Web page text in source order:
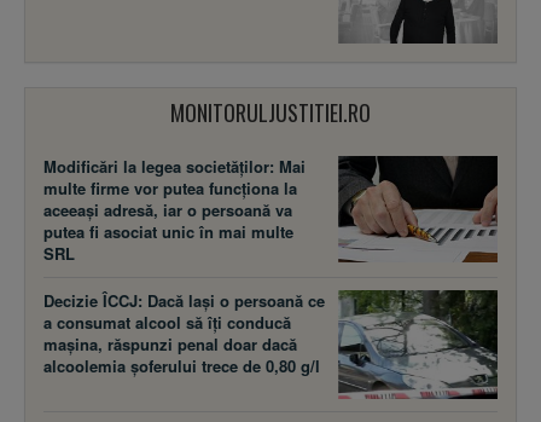
MONITORULJUSTITIEI.RO
Modificări la legea societăţilor: Mai
multe firme vor putea funcţiona la
aceeaşi adresă, iar o persoană va
putea fi asociat unic în mai multe
SRL
Decizie ÎCCJ: Dacă laşi o persoană ce
a consumat alcool să îţi conducă
maşina, răspunzi penal doar dacă
alcoolemia şoferului trece de 0,80 g/l